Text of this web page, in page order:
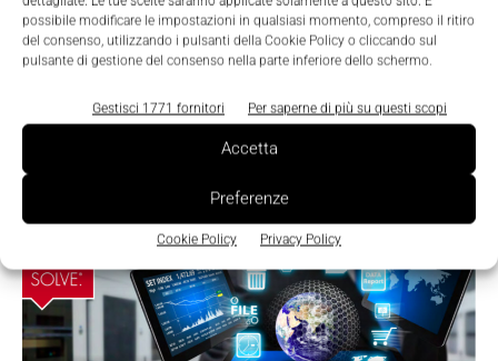
possibile modificare le impostazioni in qualsiasi momento, compreso il ritiro
del consenso, utilizzando i pulsanti della Cookie Policy o cliccando sul
pulsante di gestione del consenso nella parte inferiore dello schermo.
Gestisci 1771 fornitori Per saperne di più su questi scopi
Accetta
Preferenze
Cookie Policy Privacy Policy
Sababa Security si concentra sulla
sicurezza industriale
Nicoletta Buora